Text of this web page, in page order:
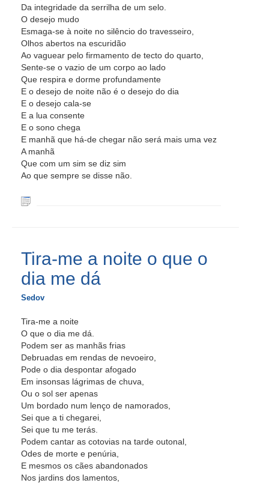
Da integridade da serrilha de um selo.
O desejo mudo
Esmaga-se à noite no silêncio do travesseiro,
Olhos abertos na escuridão
Ao vaguear pelo firmamento de tecto do quarto,
Sente-se o vazio de um corpo ao lado
Que respira e dorme profundamente
E o desejo de noite não é o desejo do dia
E o desejo cala-se
E a lua consente
E o sono chega
E manhã que há-de chegar não será mais uma vez
A manhã
Que com um sim se diz sim
Ao que sempre se disse não.
Tira-me a noite o que o
dia me dá
Sedov
Tira-me a noite
O que o dia me dá.
Podem ser as manhãs frias
Debruadas em rendas de nevoeiro,
Pode o dia despontar afogado
Em insonsas lágrimas de chuva,
Ou o sol ser apenas
Um bordado num lenço de namorados,
Sei que a ti chegarei,
Sei que tu me terás.
Podem cantar as cotovias na tarde outonal,
Odes de morte e penúria,
E mesmos os cães abandonados
Nos jardins dos lamentos,